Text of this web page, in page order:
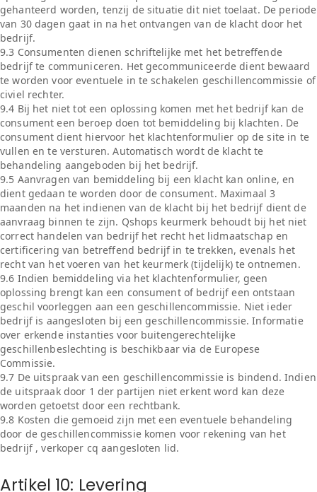
gehanteerd worden, tenzij de situatie dit niet toelaat. De periode
van 30 dagen gaat in na het ontvangen van de klacht door het
bedrijf.
9.3 Consumenten dienen schriftelijke met het betreffende
bedrijf te communiceren. Het gecommuniceerde dient bewaard
te worden voor eventuele in te schakelen geschillencommissie of
civiel rechter.
9.4 Bij het niet tot een oplossing komen met het bedrijf kan de
consument een beroep doen tot bemiddeling bij klachten. De
consument dient hiervoor het klachtenformulier op de site in te
vullen en te versturen. Automatisch wordt de klacht te
behandeling aangeboden bij het bedrijf.
9.5 Aanvragen van bemiddeling bij een klacht kan online, en
dient gedaan te worden door de consument. Maximaal 3
maanden na het indienen van de klacht bij het bedrijf dient de
aanvraag binnen te zijn. Qshops keurmerk behoudt bij het niet
correct handelen van bedrijf het recht het lidmaatschap en
certificering van betreffend bedrijf in te trekken, evenals het
recht van het voeren van het keurmerk (tijdelijk) te ontnemen.
9.6 Indien bemiddeling via het klachtenformulier, geen
oplossing brengt kan een consument of bedrijf een ontstaan
geschil voorleggen aan een geschillencommissie. Niet ieder
bedrijf is aangesloten bij een geschillencommissie. Informatie
over erkende instanties voor buitengerechtelijke
geschillenbeslechting is beschikbaar via de Europese
Commissie.
9.7 De uitspraak van een geschillencommissie is bindend. Indien
de uitspraak door 1 der partijen niet erkent word kan deze
worden getoetst door een rechtbank.
9.8 Kosten die gemoeid zijn met een eventuele behandeling
door de geschillencommissie komen voor rekening van het
bedrijf , verkoper cq aangesloten lid.
Artikel 10: Levering